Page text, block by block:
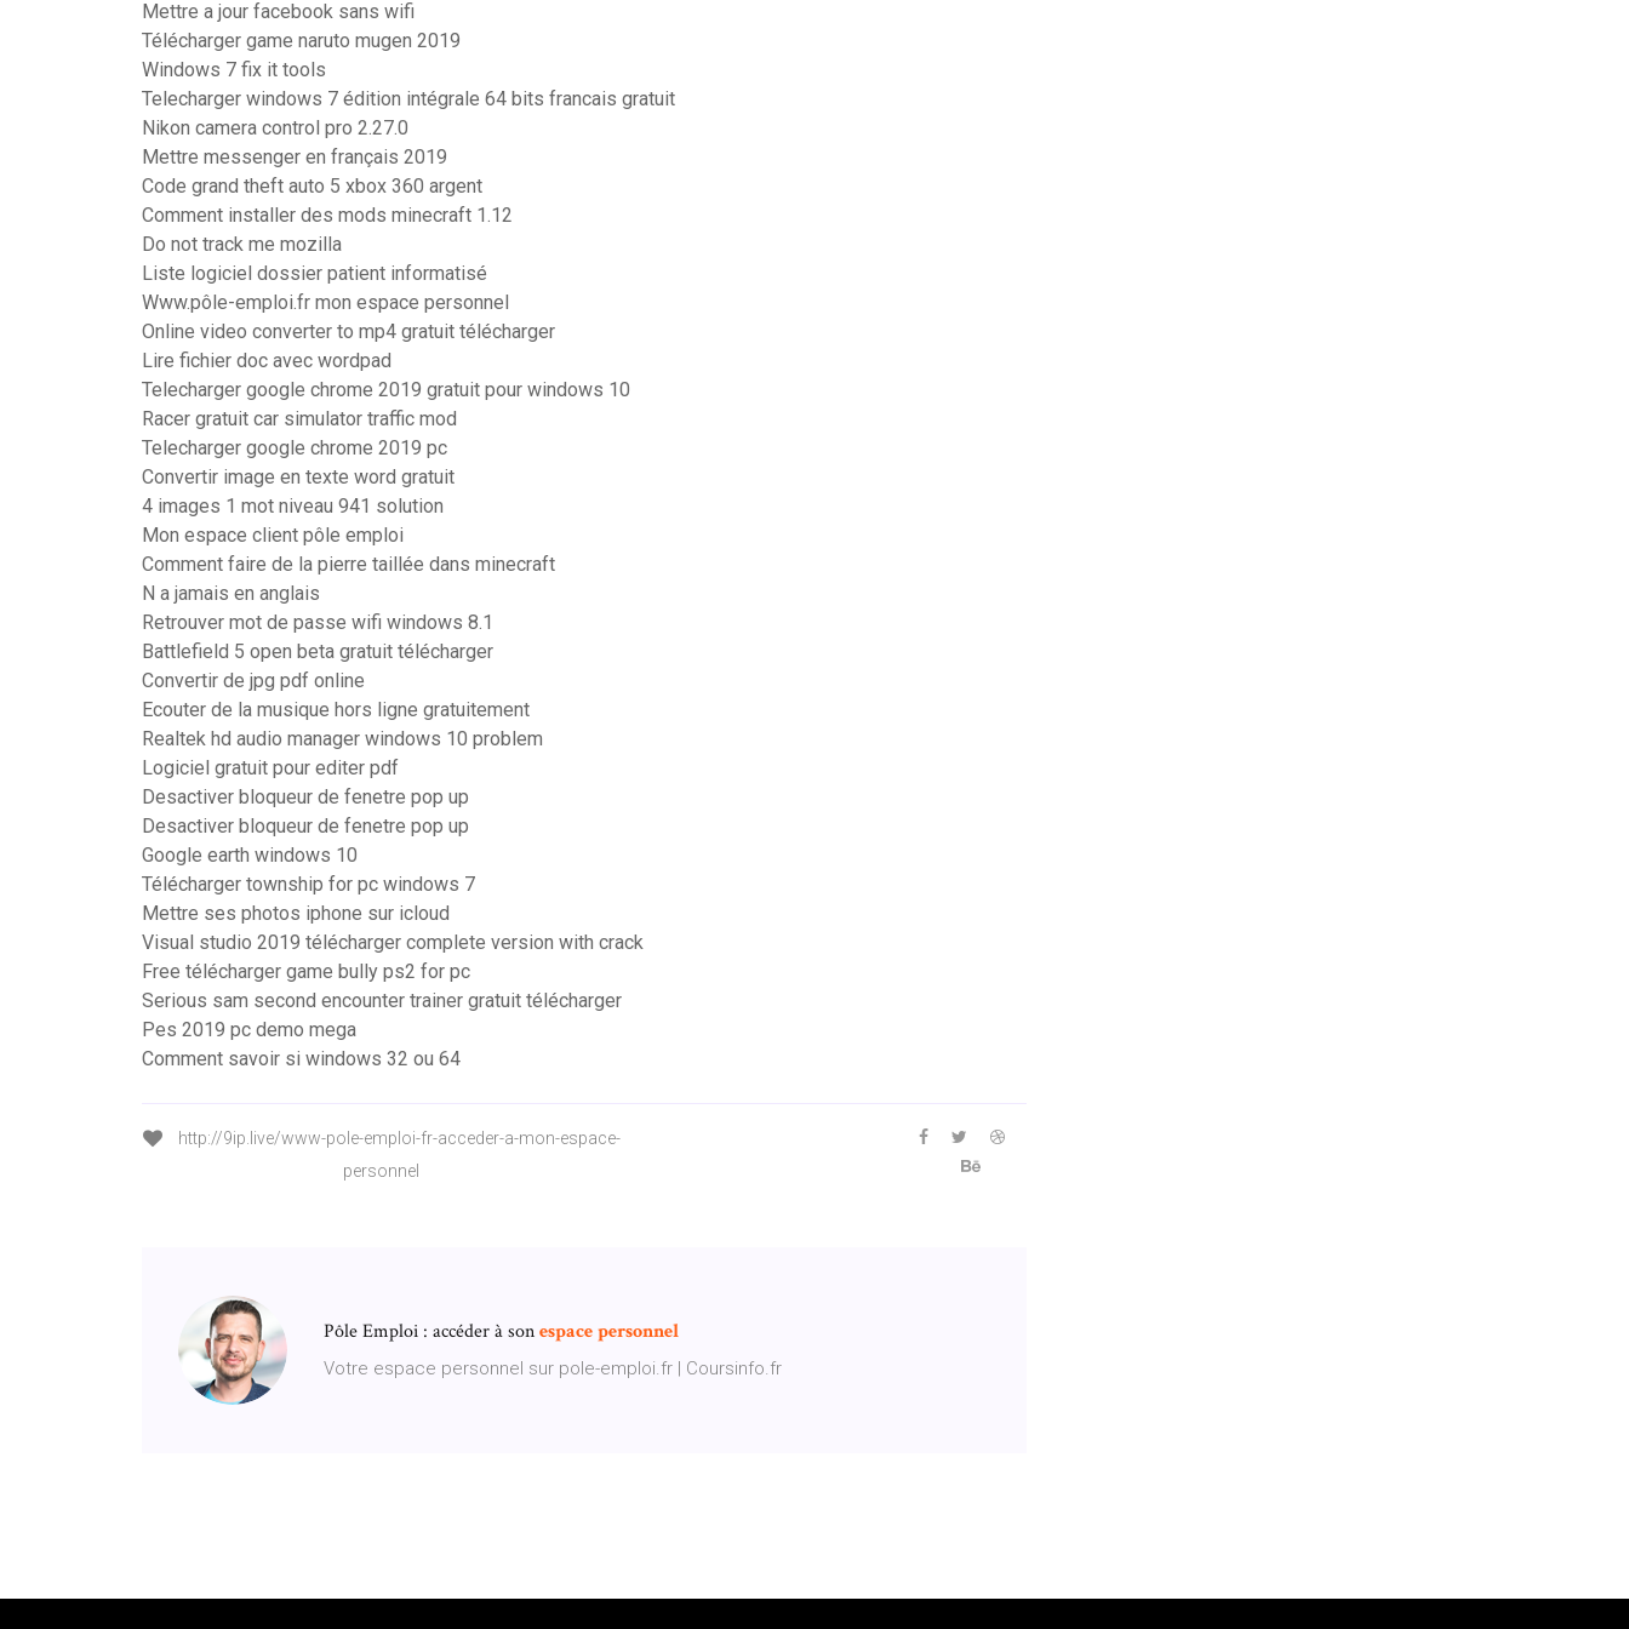
Mettre a jour facebook sans wifi
Télécharger game naruto mugen 2019
Windows 7 fix it tools
Telecharger windows 7 édition intégrale 64 bits francais gratuit
Nikon camera control pro 2.27.0
Mettre messenger en français 2019
Code grand theft auto 5 xbox 360 argent
Comment installer des mods minecraft 1.12
Do not track me mozilla
Liste logiciel dossier patient informatisé
Www.pôle-emploi.fr mon espace personnel
Online video converter to mp4 gratuit télécharger
Lire fichier doc avec wordpad
Telecharger google chrome 2019 gratuit pour windows 10
Racer gratuit car simulator traffic mod
Telecharger google chrome 2019 pc
Convertir image en texte word gratuit
4 images 1 mot niveau 941 solution
Mon espace client pôle emploi
Comment faire de la pierre taillée dans minecraft
N a jamais en anglais
Retrouver mot de passe wifi windows 8.1
Battlefield 5 open beta gratuit télécharger
Convertir de jpg pdf online
Ecouter de la musique hors ligne gratuitement
Realtek hd audio manager windows 10 problem
Logiciel gratuit pour editer pdf
Desactiver bloqueur de fenetre pop up
Desactiver bloqueur de fenetre pop up
Google earth windows 10
Télécharger township for pc windows 7
Mettre ses photos iphone sur icloud
Visual studio 2019 télécharger complete version with crack
Free télécharger game bully ps2 for pc
Serious sam second encounter trainer gratuit télécharger
Pes 2019 pc demo mega
Comment savoir si windows 32 ou 64
http://9ip.live/www-pole-emploi-fr-acceder-a-mon-espace-
personnel
Pôle Emploi : accéder à sonespacepersonnel
Votre espace personnel sur pole-emploi.fr | Coursinfo.fr